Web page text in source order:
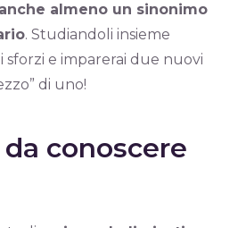
almeno un sinonimo
. Studiandoli insieme
sforzi e imparerai due nuovi
di uno!
conoscere